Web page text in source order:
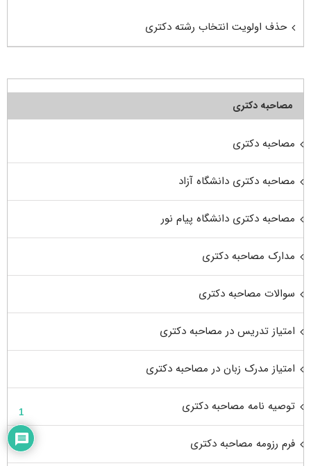
حذف اولویت انتخاب رشته دکتری
مصاحبه دکتری
مصاحبه دکتری
مصاحبه دکتری دانشگاه آزاد
مصاحبه دکتری دانشگاه پیام نور
مدارک مصاحبه دکتری
سوالات مصاحبه دکتری
امتیاز تدریس در مصاحبه دکتری
امتیاز مدرک زبان در مصاحبه دکتری
توصیه نامه مصاحبه دکتری
فرم رزومه مصاحبه دکتری
1